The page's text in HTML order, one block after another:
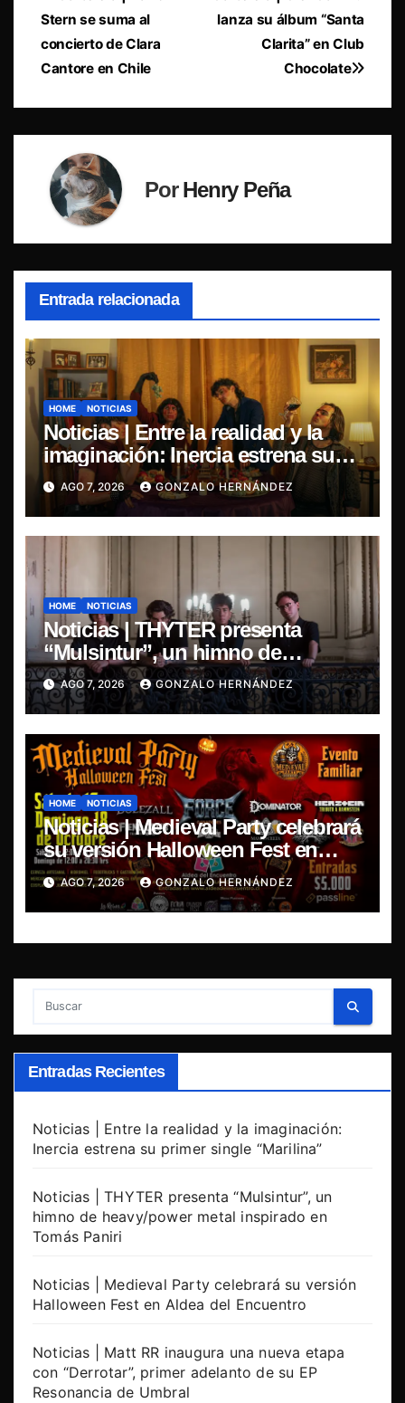
de
entradas
lanza su álbum “Santa
Clarita” en Club
Chocolate
Stern se suma al
concierto de Clara
Cantore en Chile
PorHenry Peña
Entrada relacionada
HOME NOTICIAS
Noticias | Entre la realidad y la
imaginación: Inercia estrena su
primer single “Marilina”
AGO 7, 2026 GONZALO HERNÁNDEZ
HOME NOTICIAS
Noticias | THYTER presenta
“Mulsintur”, un himno de
heavy/power metal inspirado en
Tomás Paniri
AGO 7, 2026 GONZALO HERNÁNDEZ
HOME NOTICIAS
Noticias | Medieval Party celebrará
su versión Halloween Fest en
Aldea del Encuentro
AGO 7, 2026 GONZALO HERNÁNDEZ
Entradas Recientes
Noticias | Entre la realidad y la imaginación:
Inercia estrena su primer single “Marilina”
Noticias | THYTER presenta “Mulsintur”, un
himno de heavy/power metal inspirado en
Tomás Paniri
Noticias | Medieval Party celebrará su versión
Halloween Fest en Aldea del Encuentro
Noticias | Matt RR inaugura una nueva etapa
con “Derrotar”, primer adelanto de su EP
Resonancia de Umbral